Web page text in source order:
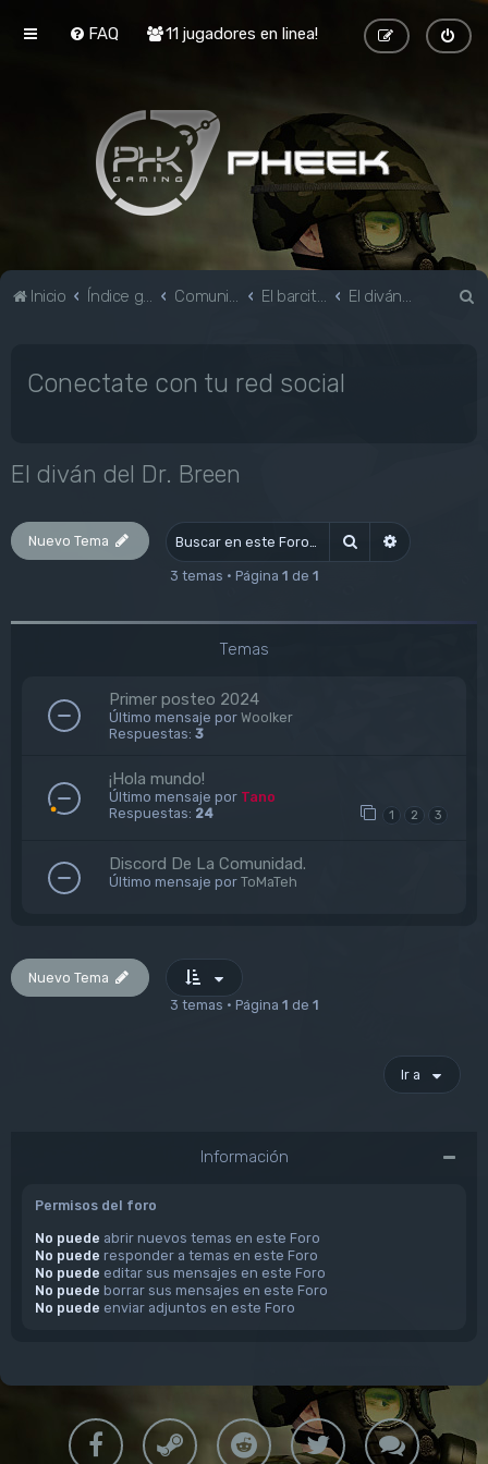
FAQ 11 jugadores en linea!
Inicio Índice general Comunidad El barcito de Black Mesa El diván del Dr. Breen
Conectate con tu red social
El diván del Dr. Breen
Nuevo Tema Buscar Búsqueda
3 temas • Página 1 de 1
Temas
Primer posteo 2024
Último mensaje por Woolker
Respuestas: 3
¡Hola mundo!
Último mensaje por Tano
Respuestas: 24 1 2 3
Discord De La Comunidad.
Último mensaje por ToMaTeh
Nuevo Tema
3 temas • Página 1 de 1
Ir a
Información
Permisos del foro
No puede abrir nuevos temas en este Foro
No puede responder a temas en este Foro
No puede editar sus mensajes en este Foro
No puede borrar sus mensajes en este Foro
No puede enviar adjuntos en este Foro